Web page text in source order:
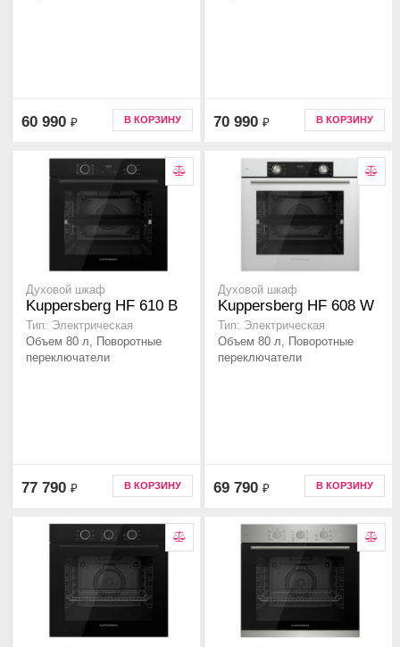
60 990 ₽ В КОРЗИНУ 70 990 ₽ В КОРЗИНУ
Духовой шкаф
Kuppersberg HF 610 B
Тип: Электрическая
Объем 80 л, Поворотные
переключатели
77 790 ₽ В КОРЗИНУ
Духовой шкаф
Kuppersberg HF 608 W
Тип: Электрическая
Объем 80 л, Поворотные
переключатели
69 790 ₽ В КОРЗИНУ